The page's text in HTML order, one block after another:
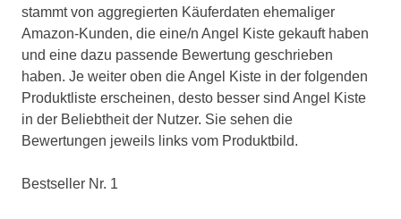
stammt von aggregierten Käuferdaten ehemaliger
Amazon-Kunden, die eine/n Angel Kiste gekauft haben
und eine dazu passende Bewertung geschrieben
haben. Je weiter oben die Angel Kiste in der folgenden
Produktliste erscheinen, desto besser sind Angel Kiste
in der Beliebtheit der Nutzer. Sie sehen die
Bewertungen jeweils links vom Produktbild.
Bestseller Nr. 1